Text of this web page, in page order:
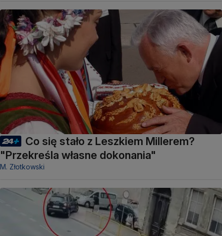
Co się stało z Leszkiem Millerem?
"Przekreśla własne dokonania"
M. Złotkowski